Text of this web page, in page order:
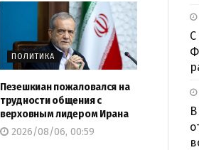
ПОЛИТИКА
Пезешкиан пожаловался на
трудности общения с
верховным лидером Ирана
2026/08/06, 00:59